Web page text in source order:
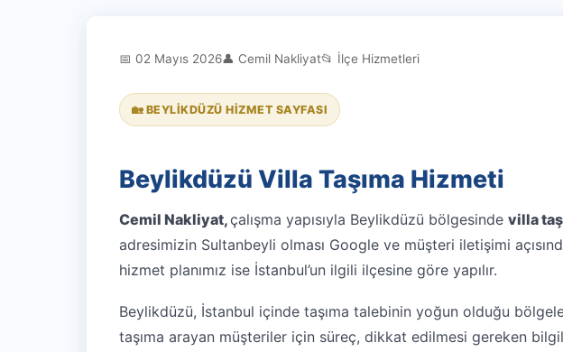
📅 02 Mayıs 2026👤 Cemil Nakliyat📂 İlçe Hizmetleri
🏡 BEYLIKDÜZÜ HIZMET SAYFASI
Beylikdüzü Villa Taşıma Hizmeti
Cemil Nakliyat,çalışma yapısıyla Beylikdüzü bölgesinde villa
adresimizin Sultanbeyli olması Google ve müşteri iletişimi
hizmet planımız ise İstanbul’un ilgili ilçesine göre yapılır.
Beylikdüzü, İstanbul içinde taşıma talebinin yoğun olduğu
taşıma arayan müşteriler için süreç, dikkat edilmesi gereken